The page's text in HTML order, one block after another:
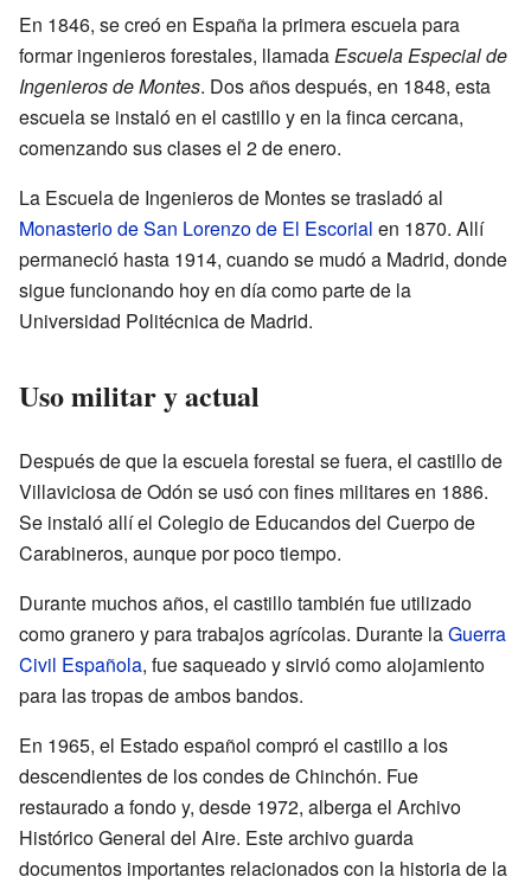
En 1846, se creó en España la primera escuela para
formar ingenieros forestales, llamadaEscuela Especial de
Ingenieros de Montes. Dos años después, en 1848, esta
escuela se instaló en el castillo y en la finca cercana,
comenzando sus clases el 2 de enero.
La Escuela de Ingenieros de Montes se trasladó al
Monasterio de San Lorenzo de El Escorial en 1870. Allí
permaneció hasta 1914, cuando se mudó a Madrid, donde
sigue funcionando hoy en día como parte de la
Universidad Politécnica de Madrid.
Uso militar y actual
Después de que la escuela forestal se fuera, el castillo de
Villaviciosa de Odón se usó con fines militares en 1886.
Se instaló allí el Colegio de Educandos del Cuerpo de
Carabineros, aunque por poco tiempo.
Durante muchos años, el castillo también fue utilizado
como granero y para trabajos agrícolas. Durante laGuerra
Civil Española, fue saqueado y sirvió como alojamiento
para las tropas de ambos bandos.
En 1965, el Estado español compró el castillo a los
descendientes de los condes de Chinchón. Fue
restaurado a fondo y, desde 1972, alberga el Archivo
Histórico General del Aire. Este archivo guarda
documentos importantes relacionados con la historia de la